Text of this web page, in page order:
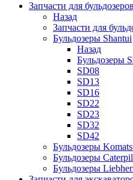
Запчасти для бульдозеров
Назад
Запчасти для
Бульдозеры Shantui
Назад
Бульдозеры
SD08
SD13
SD16
SD22
SD23
SD32
SD42
Бульдозеры
Бульдозеры
Бульдозеры